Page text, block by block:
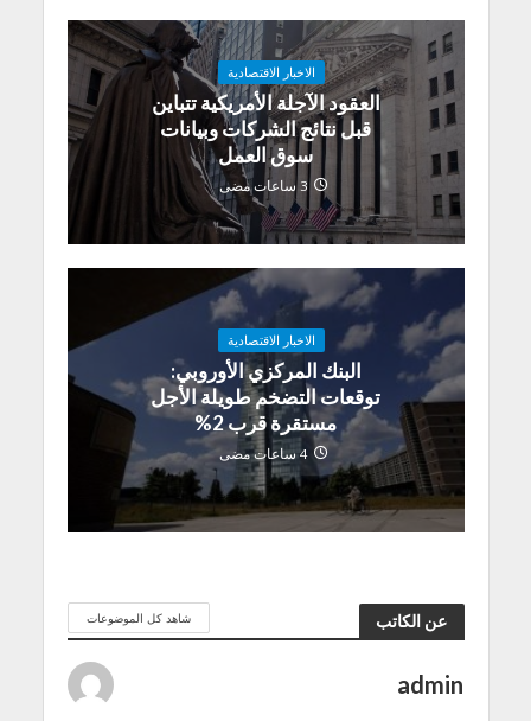
الاخبار الاقتصادية
العقود الآجلة الأمريكية تتباين
قبل نتائج الشركات وبيانات
سوق العمل
3 ساعات مضى
الاخبار الاقتصادية
البنك المركزي الأوروبي:
توقعات التضخم طويلة الأجل
مستقرة قرب 2%
4 ساعات مضى
عن الكاتب شاهد كل الموضوعات
admin